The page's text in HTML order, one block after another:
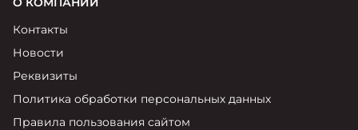
Контакты
Новости
Реквизиты
Политика обработки персональных данных
Правила пользования сайтом